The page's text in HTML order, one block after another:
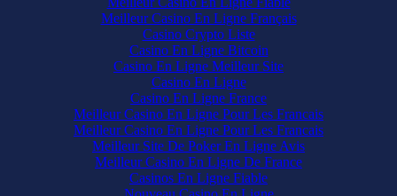
Meilleur Casino En Ligne Français
Casino Crypto Liste
Casino En Ligne Bitcoin
Casino En Ligne Meilleur Site
Casino En Ligne
Casino En Ligne France
Meilleur Casino En Ligne Pour Les Francais
Meilleur Casino En Ligne Pour Les Francais
Meilleur Site De Poker En Ligne Avis
Meilleur Casino En Ligne De France
Casinos En Ligne Fiable